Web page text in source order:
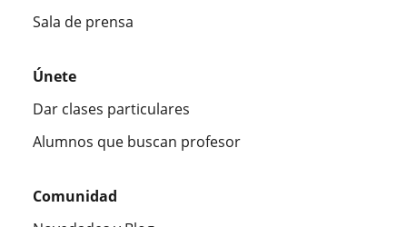
Sala de prensa
Únete
Dar clases particulares
Alumnos que buscan profesor
Comunidad